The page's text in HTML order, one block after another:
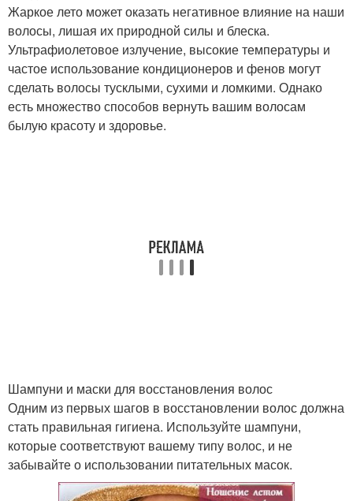
Жаркое лето может оказать негативное влияние на наши
волосы, лишая их природной силы и блеска.
Ультрафиолетовое излучение, высокие температуры и
частое использование кондиционеров и фенов могут
сделать волосы тусклыми, сухими и ломкими. Однако
есть множество способов вернуть вашим волосам
былую красоту и здоровье.
Шампуни и маски для восстановления волос
Одним из первых шагов в восстановлении волос должна
стать правильная гигиена. Используйте шампуни,
которые соответствуют вашему типу волос, и не
забывайте о использовании питательных масок.